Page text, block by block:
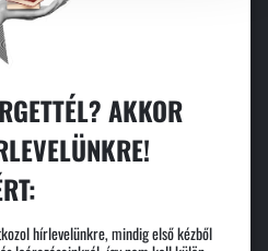
AKKOR
hírlevelünkre, mindig első kézből